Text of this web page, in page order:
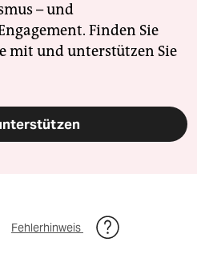
– und
Finden Sie
mit und unterstützen Sie
Fehlerhinweis